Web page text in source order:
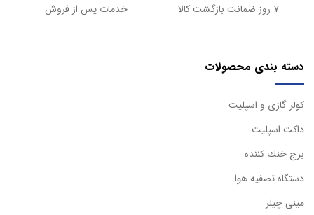
۷ روز ضمانت بازگشت کالا خدمات پس از فروش
دسته بندی محصولات
كولر گازی و اسپليت
داكت اسپليت
برج خنك كننده
دستگاه تصفيه هوا
مینی چیلر